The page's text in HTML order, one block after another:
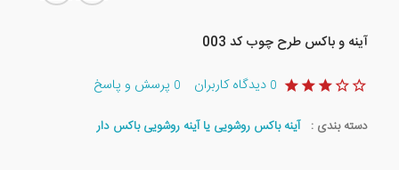
آینه و باکس طرح چوب کد 003
0 دیدگاه کاربران 0 پرسش و پاسخ
دسته بندی : آینه باکس روشویی یا آینه روشویی باکس دار